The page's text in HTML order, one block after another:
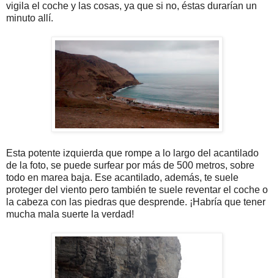
vigila el coche y las cosas, ya que si no, éstas durarían un
minuto allí.
Esta potente izquierda que rompe a lo largo del acantilado
de la foto, se puede surfear por más de 500 metros, sobre
todo en marea baja. Ese acantilado, además, te suele
proteger del viento pero también te suele reventar el coche o
la cabeza con las piedras que desprende. ¡Habría que tener
mucha mala suerte la verdad!